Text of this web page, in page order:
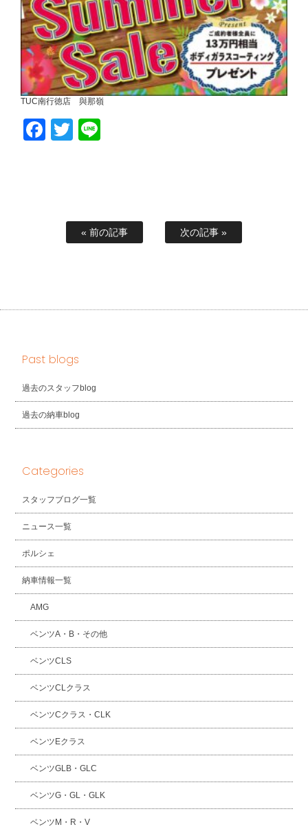
TUC南行徳店 與那嶺
Facebook
Twitter
« 前の記事 次の記事 »
Past blogs
過去のスタッフblog
過去の納車blog
Categories
スタッフブログ一覧
ニュース一覧
ポルシェ
納車情報一覧
AMG
ベンツA・B・その他
ベンツCLS
ベンツCLクラス
ベンツCクラス・CLK
ベンツEクラス
ベンツGLB・GLC
ベンツG・GL・GLK
ベンツM・R・V